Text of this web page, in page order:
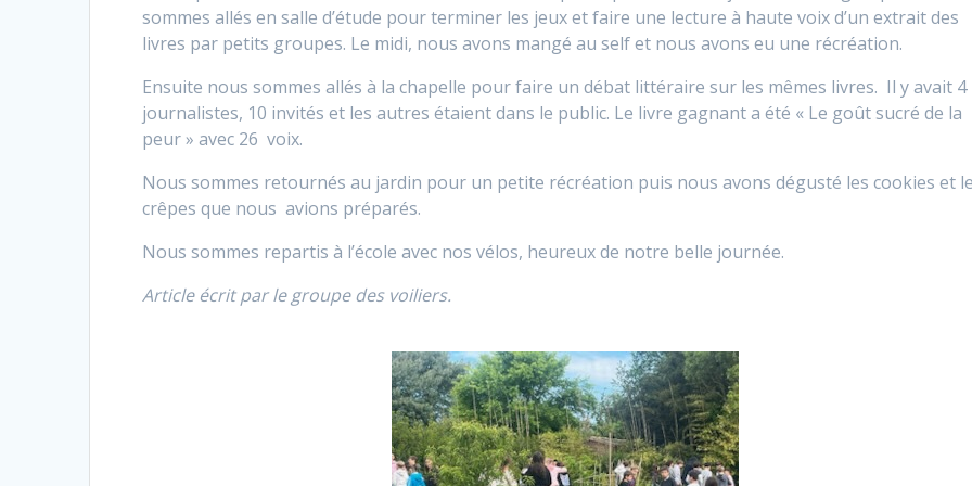
sommes allés en salle d’étude pour terminer les jeux et faire une lecture à haute voix d’un extrait des
livres par petits groupes. Le midi, nous avons mangé au self et nous avons eu une récréation.
Ensuite nous sommes allés à la chapelle pour faire un débat littéraire sur les mêmes livres. Il y avait 4
journalistes, 10 invités et les autres étaient dans le public. Le livre gagnant a été « Le goût sucré de la
peur » avec 26 voix.
Nous sommes retournés au jardin pour un petite récréation puis nous avons dégusté les cookies et
crêpes que nous avions préparés.
Nous sommes repartis à l’école avec nos vélos, heureux de notre belle journée.
Article écrit par le groupe des voiliers.